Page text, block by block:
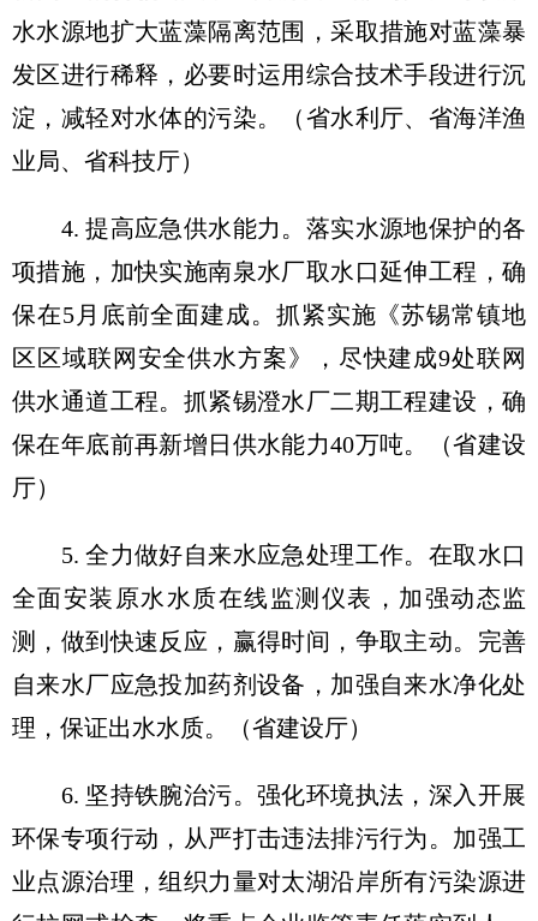
水水源地扩大蓝藻隔离范围，采取措施对蓝藻暴
发区进行稀释，必要时运用综合技术手段进行沉
淀，减轻对水体的污染。（省水利厅、省海洋渔
业局、省科技厅）
4. 提高应急供水能力。落实水源地保护的各
项措施，加快实施南泉水厂取水口延伸工程，确
保在5月底前全面建成。抓紧实施《苏锡常镇地
区区域联网安全供水方案》，尽快建成9处联网
供水通道工程。抓紧锡澄水厂二期工程建设，确
保在年底前再新增日供水能力40万吨。（省建设
厅）
5. 全力做好自来水应急处理工作。在取水口
全面安装原水水质在线监测仪表，加强动态监
测，做到快速反应，赢得时间，争取主动。完善
自来水厂应急投加药剂设备，加强自来水净化处
理，保证出水水质。（省建设厅）
6. 坚持铁腕治污。强化环境执法，深入开展
环保专项行动，从严打击违法排污行为。加强工
业点源治理，组织力量对太湖沿岸所有污染源进